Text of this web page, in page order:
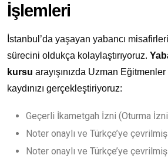
İşlemleri
İstanbul’da yaşayan yabancı
sürecini oldukça kolaylaştırıyoruz.
kursu arayışınızda Uzman
kaydınızı gerçekleştiriyoruz:
Geçerli İkametgah İzni (Oturma
Noter onaylı ve Türkçe’ye
Noter onaylı ve Türkçe’ye